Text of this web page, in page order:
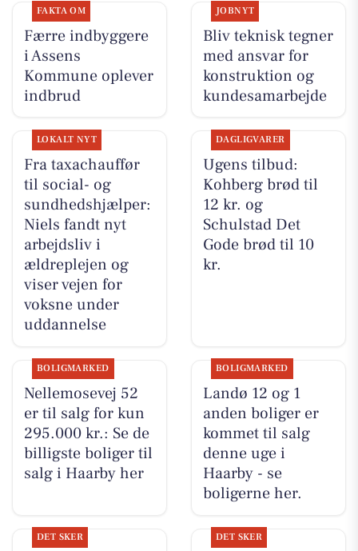
FAKTA OM
Færre indbyggere
i Assens
Kommune oplever
indbrud
JOBNYT
Bliv teknisk tegner
med ansvar for
konstruktion og
kundesamarbejde
LOKALT NYT
Fra taxachauffør
til social- og
sundhedshjælper:
Niels fandt nyt
arbejdsliv i
ældreplejen og
viser vejen for
voksne under
uddannelse
DAGLIGVARER
Ugens tilbud:
Kohberg brød til
12 kr. og
Schulstad Det
Gode brød til 10
kr.
BOLIGMARKED
Nellemosevej 52
er til salg for kun
295.000 kr.: Se de
billigste boliger til
salg i Haarby her
BOLIGMARKED
Landø 12 og 1
anden boliger er
kommet til salg
denne uge i
Haarby - se
boligerne her.
DET SKER DET SKER